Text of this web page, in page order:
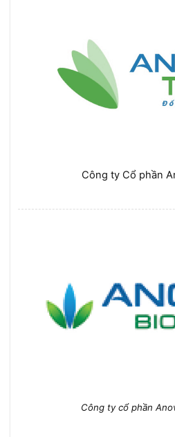
Công ty Cổ phần
Công ty cổ phần